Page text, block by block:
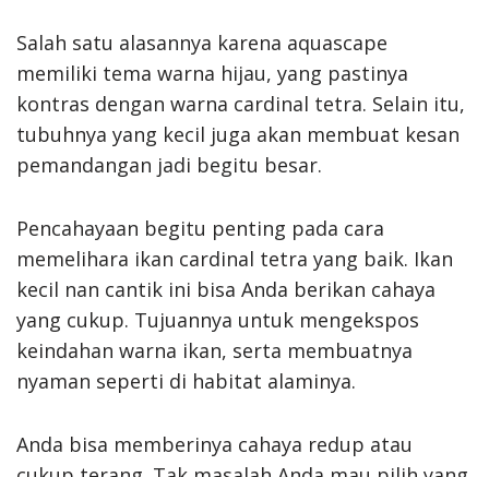
Salah satu alasannya karena aquascape
memiliki tema warna hijau, yang pastinya
kontras dengan warna cardinal tetra. Selain itu,
tubuhnya yang kecil juga akan membuat kesan
pemandangan jadi begitu besar.
Pencahayaan begitu penting pada cara
memelihara ikan cardinal tetra yang baik. Ikan
kecil nan cantik ini bisa Anda berikan cahaya
yang cukup. Tujuannya untuk mengekspos
keindahan warna ikan, serta membuatnya
nyaman seperti di habitat alaminya.
Anda bisa memberinya cahaya redup atau